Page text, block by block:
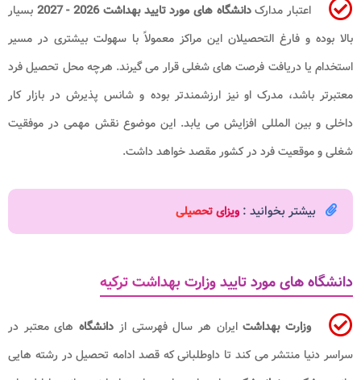
اعتبار مدارکدانشگاه های مورد تایید بهداشت 2026 - 2027
بسیار
بالا بوده و فارغ التحصیلان این مراکز معمولاً با سهولت بیشتری در مسیر
استخدام یا دریافت فرصت های شغلی قرار می گیرند. هرچه محل تحصیل فرد
معتبرتر باشد، مدرک او نیز ارزشمندتر بوده و شانس پذیرش در بازار کار
داخلی و بین المللی افزایش می یابد. این موضوع نقش مهمی در موفقیت
شغلی و موقعیت فرد در کشور مقصد خواهد داشت.
بیشتر بخوانید : ویزای تحصیلی
دانشگاه های مورد تایید وزارت بهداشت ترکیه
وزارت بهداشتایران هر سال فهرستی از دانشگاه های معتبر در
سراسر دنیا منتشر می کند تا داوطلبانی که قصد ادامه تحصیل در رشته هایی